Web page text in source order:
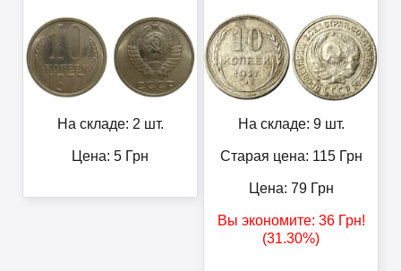
На складе: 2 шт.
Цена: 5 Грн
На складе: 9 шт.
Старая цена: 115Грн
Цена: 79Грн
Вы экономите: 36Грн!
(31.30%)